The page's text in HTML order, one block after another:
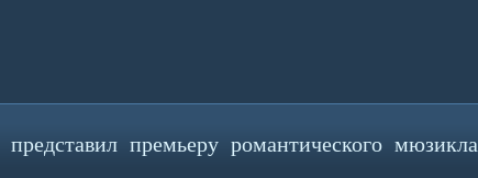
премьеру романтического мюзикла